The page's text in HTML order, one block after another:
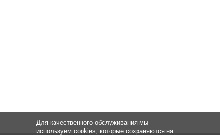
Для качественного обслуживания мы
используем cookies, которые сохраняются на